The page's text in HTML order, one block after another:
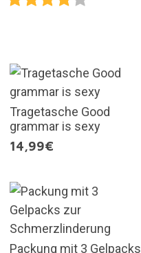
Tragetasche Good
grammar is sexy
14,99€
Packung mit 3 Gelpacks